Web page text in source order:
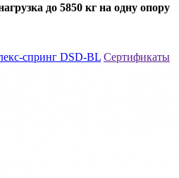
до 5850 кг на одну опору
спринг DSD-BL Сертификаты